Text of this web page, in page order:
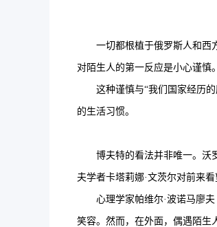
一切都根植于俄罗斯人和西方
对陌生人的第一反应是小心谨慎
这种谨慎与“我们国家经历的
的生活习惯。
博夫特的看法并非唯一。沃罗
夫学者卡塔莉娜·文茨尔对前来
心理学家帕维尔·波诺马廖夫
笑容。然而，在外面，偶遇陌生